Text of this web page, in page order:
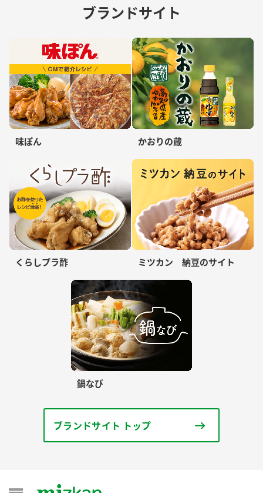
ブランドサイト
味ぽん かおりの蔵
くらしプラ酢 ミツカン 納豆のサイト
鍋なび
ブランドサイト トップ